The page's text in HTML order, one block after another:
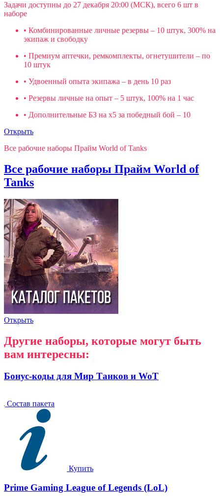
Задачи доступны до 27 декабря 20:00 (МСК), всего 6 шт в
наборе
• Комбинированные личные резервы – 10 штук, 300% на
экипаж и свободку
• Премиум аптечки, ремкомплекты, огнетушители – по
10 штук
• Удвоенный опыта экипажа – в день 10 раз
• Резервы личные на опыт – 5 штук, 100% на 1 час
• Дополнительные БЗ на х5 за победный бой – 10
Открыть
Все рабочие наборы Прайм World of Tanks
Все рабочие наборы Прайм World of
Tanks
Открыть
Другие наборы, которые могут быть
вам интересны:
Бонус-коды для Мир Танков и WoT
Состав пакета
Купить
Prime Gaming League of Legends (LoL)